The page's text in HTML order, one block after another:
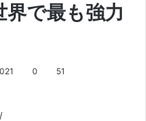
界で最も強力
0 51